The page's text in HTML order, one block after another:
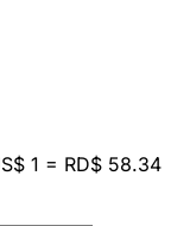
1 = RD$ 58.34